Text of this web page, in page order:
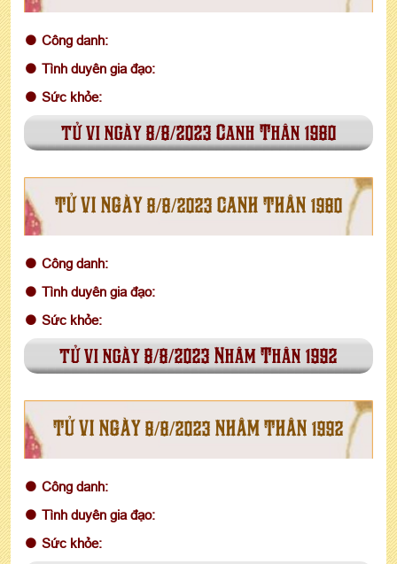
Công danh:
Tình duyên gia đạo:
Sức khỏe:
tử vi ngày 8/8/2023 Canh Thân 1980
TỬ VI NGÀY 8/8/2023 CANH THÂN 1980
Công danh:
Tình duyên gia đạo:
Sức khỏe:
tử vi ngày 8/8/2023 Nhâm Thân 1992
TỬ VI NGÀY 8/8/2023 NHÂM THÂN 1992
Công danh:
Tình duyên gia đạo:
Sức khỏe: